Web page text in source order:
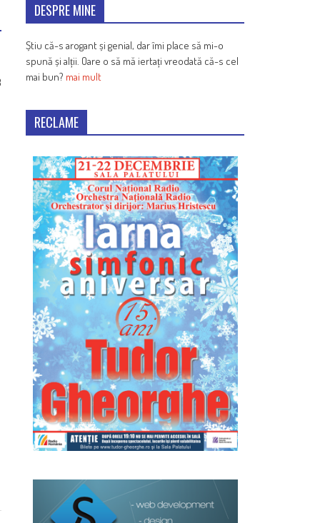
DESPRE MINE
Știu că-s arogant și genial, dar îmi place să mi-o
spună și alții. Oare o să mă iertați vreodată că-s cel
mai bun? mai mult
RECLAME